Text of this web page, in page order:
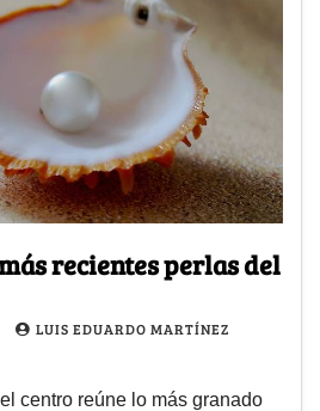
recientes perlas del
LUIS EDUARDO MARTÍNEZ
centro reúne lo más granado